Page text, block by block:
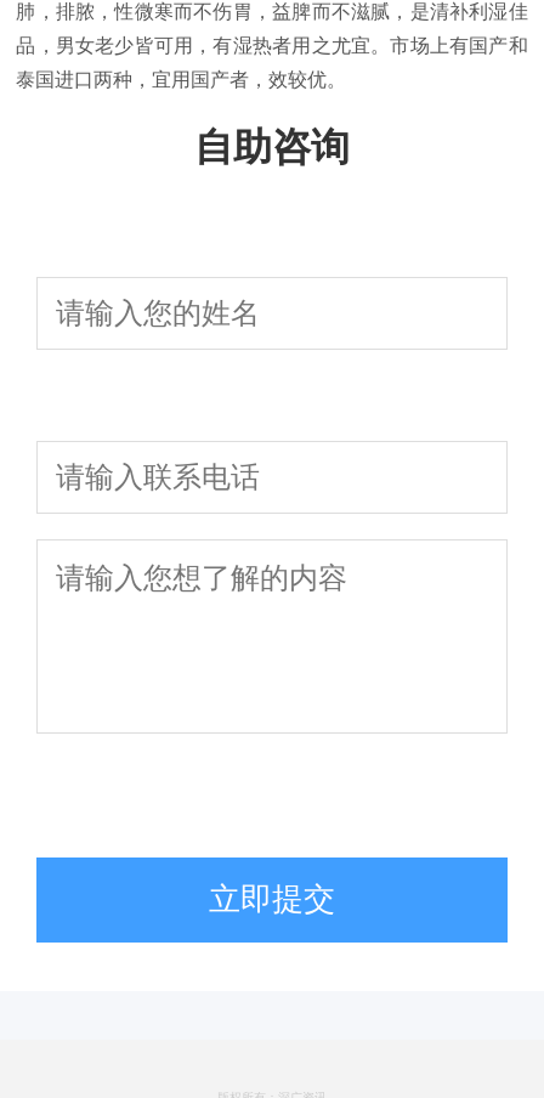
肺，排脓，性微寒而不伤胃，益脾而不滋腻，是清补利湿佳
品，男女老少皆可用，有湿热者用之尤宜。市场上有国产和
泰国进口两种，宜用国产者，效较优。
自助咨询
立即提交